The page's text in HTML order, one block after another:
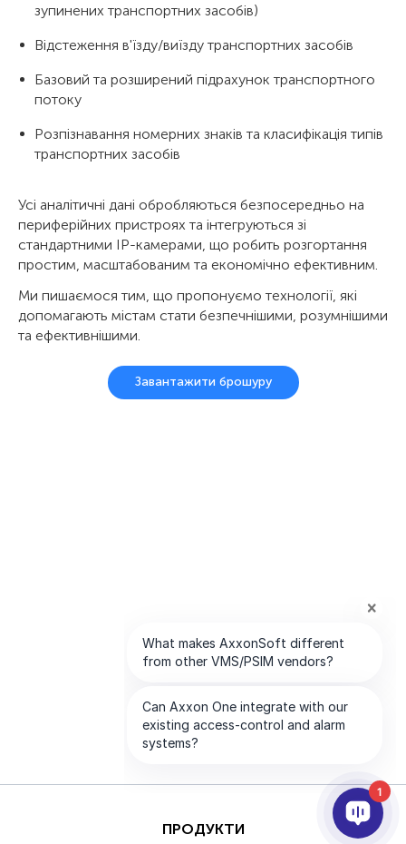
зупинених транспортних засобів)
Відстеження в'їзду/виїзду транспортних засобів
Базовий та розширений підрахунок транспортного
потоку
Розпізнавання номерних знаків та класифікація типів
транспортних засобів
Усі аналітичні дані обробляються безпосередньо на
периферійних пристроях та інтегруються зі
стандартними IP-камерами, що робить розгортання
простим, масштабованим та економічно ефективним.
Ми пишаємося тим, що пропонуємо технології, які
допомагають містам стати безпечнішими, розумнішими
та ефективнішими.
Завантажити брошуру
ПРОДУКТИ
1